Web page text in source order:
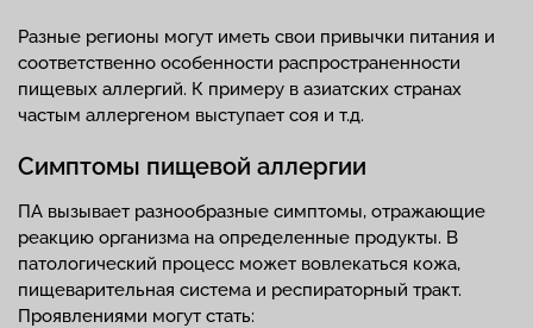
Разные регионы могут иметь свои привычки питания и
соответственно особенности распространенности
пищевых аллергий. К примеру в азиатских странах
частым аллергеном выступает соя и т.д.
Симптомы пищевой аллергии
ПА вызывает разнообразные симптомы, отражающие
реакцию организма на определенные продукты. В
патологический процесс может вовлекаться кожа,
пищеварительная система и респираторный тракт.
Проявлениями могут стать: